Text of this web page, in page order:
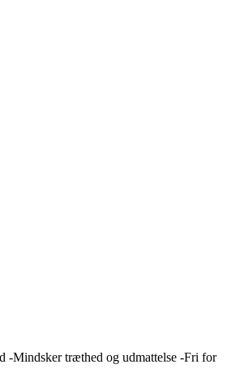
-Mindsker træthed og udmattelse -Fri for